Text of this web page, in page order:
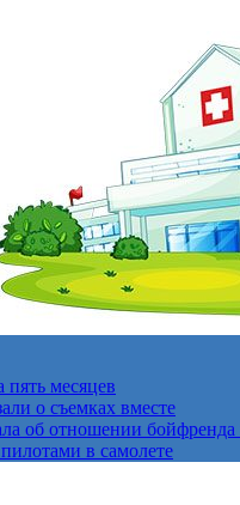
месяцев
о съемках вместе
об отношении бойфренда
в самолете